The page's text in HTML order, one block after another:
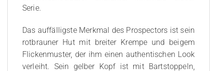
Serie.
Das auffälligste Merkmal des Prospectors ist sein
rotbrauner Hut mit breiter Krempe und beigem
Flickenmuster, der ihm einen authentischen Look
verleiht. Sein gelber Kopf ist mit Bartstoppeln,